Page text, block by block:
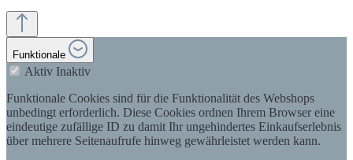
Funktionale
Aktiv Inaktiv
Funktionale Cookies sind für die Funktionalität des Webshops
unbedingt erforderlich. Diese Cookies ordnen Ihrem Browser eine
eindeutige zufällige ID zu damit Ihr ungehindertes Einkaufserlebnis
über mehrere Seitenaufrufe hinweg gewährleistet werden kann.